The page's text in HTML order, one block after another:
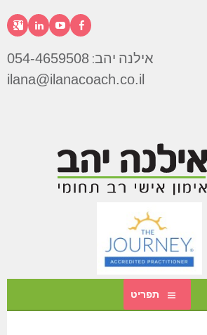
אילנה
יהב
אילנה יהב:054-4659508
ilana@ilanacoach.co.il
תפריט